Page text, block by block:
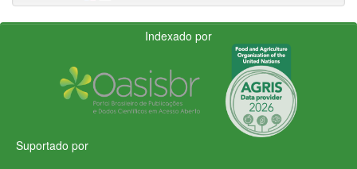
Indexado por
Suportado por